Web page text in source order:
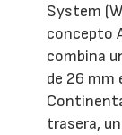
System
concepto
combina
de 26 mm
trasera,